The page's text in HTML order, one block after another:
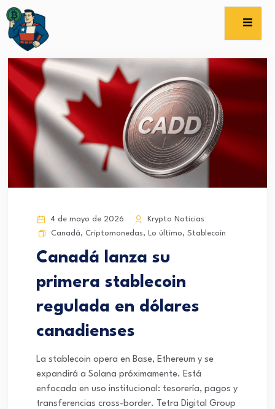
4 de mayo de 2026
Krypto Noticias
Canadá, Criptomonedas, Lo último, Stablecoin
Canadá lanza su
primera stablecoin
regulada en dólares
canadienses
La stablecoin opera en Base, Ethereum y se
expandirá a Solana próximamente. Está
enfocada en uso institucional: tesorería, pagos y
transferencias cross-border. Tetra Digital Group